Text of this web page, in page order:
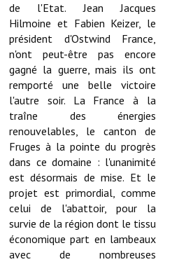
Toutes les publications
Le village dans l'intercommunalité
Communauté de communes
Autres groupements
Les réseaux partenaires
L'association des maires
L'office de tourisme
Le conseil départemental
VILLE PRATIQUE
de l'Etat. Jean Jacques
Hilmoine et Fabien Keizer, le
président d'Ostwind France,
n'ont peut-être pas encore
gagné la guerre, mais ils ont
remporté une belle victoire
l'autre soir. La France à la
traîne des énergies
renouvelables, le canton de
Fruges à la pointe du progrès
dans ce domaine : l'unanimité
est désormais de mise. Et le
projet est primordial, comme
celui de l'abattoir, pour la
survie de la région dont le tissu
économique part en lambeaux
avec de nombreuses